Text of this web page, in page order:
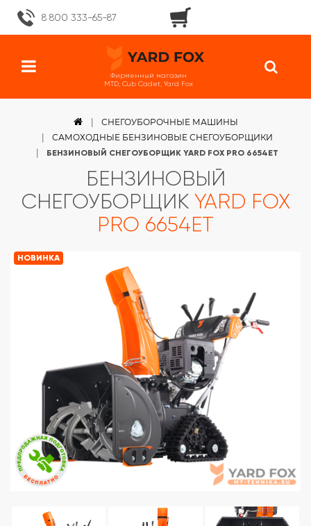
8 800 333-65-87
Фирменный магазин
MTD, Cub Cadet, Yard Fox
СНЕГОУБОРОЧНЫЕ МАШИНЫ
САМОХОДНЫЕ БЕНЗИНОВЫЕ СНЕГОУБОРЩИКИ
БЕНЗИНОВЫЙ СНЕГОУБОРЩИК YARD FOX PRO 6654ET
БЕНЗИНОВЫЙ
СНЕГОУБОРЩИК YARD FOX
PRO 6654ET
НОВИНКА